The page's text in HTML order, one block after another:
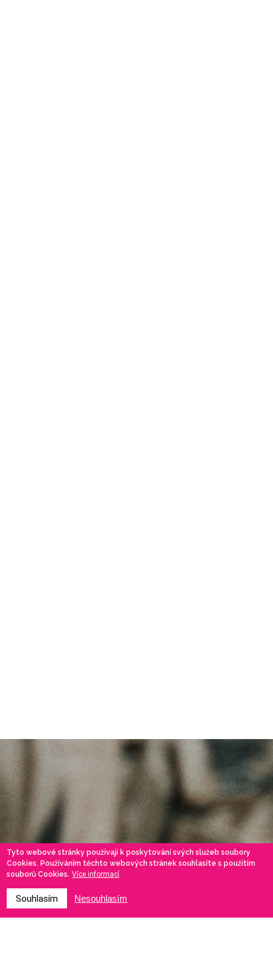
Tyto webové stránky používají k poskytování svých služeb soubory
Cookies. Používáním těchto webových stránek souhlasíte s použitím
souborů Cookies. Více informací
Souhlasím Nesouhlasím